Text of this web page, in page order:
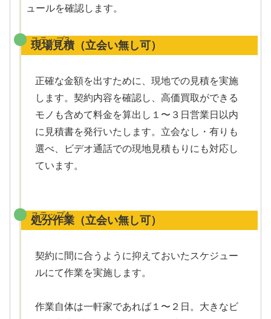
ュールを確認します。
ステップ3
現場見積（立会い無し可）
正確な金額を出すために、現地での見積を実施
します。契約内容を確認し、高価買取ができる
モノも含めて料金を算出し１〜３日営業日以内
に見積書を発行いたします。立会なし・有りも
選べ、ビデオ通話での現地見積もりにも対応し
ています。
ステップ4
処分作業（立会い無し可）
契約に間に合うように抑えておいたスケジュー
ルにて作業を実施します。
作業自体は一軒家であれば１〜２日。大きなビ